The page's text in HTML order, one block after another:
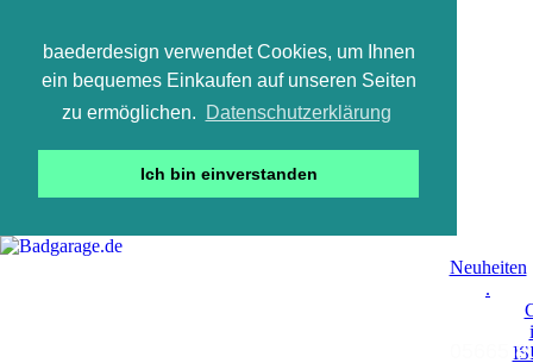
baederdesign verwendet Cookies, um Ihnen
ein bequemes Einkaufen auf unseren Seiten
zu ermöglichen.
Datenschutzerklärung
Ich bin einverstanden
05665
Neuheiten
.